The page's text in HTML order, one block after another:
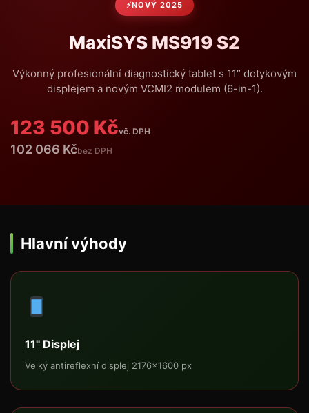
NOVÝ 2025
MaxiSYS MS919 S2
Výkonný profesionální diagnostický tablet s 11″ dotykovým
displejem a novým VCMI2 modulem (6-in-1).
123 500 Kčvč. DPH
102 066 Kčbez DPH
Hlavní výhody
11" Displej
Velký antireflexní displej 2176×1600 px